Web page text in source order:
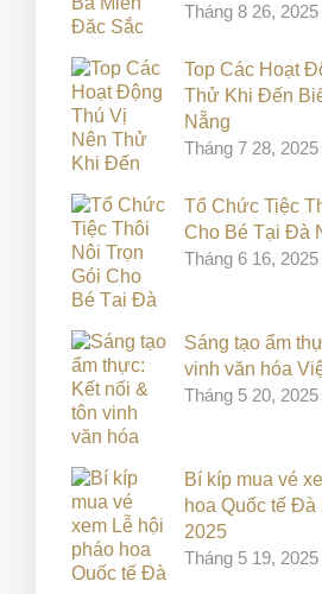
Tháng 8 26, 2025
Top Các Hoạt
Thử Khi Đến
Nẵng
Tháng 7 28, 2025
Tổ Chức Tiệc
Cho Bé Tại Đà
Tháng 6 16, 2025
Sáng tạo ẩm
vinh văn hóa
Tháng 5 20, 2025
Bí kíp mua vé
hoa Quốc tế Đà
2025
Tháng 5 19, 2025